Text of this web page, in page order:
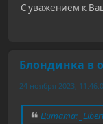
С уважением к
Блондинка в
24 ноября 2023,
Цитата: